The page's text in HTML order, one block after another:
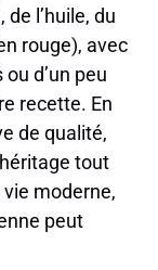
de l’huile, du
rouge), avec
d’un peu
recette. En
de qualité,
tout
moderne,
peut